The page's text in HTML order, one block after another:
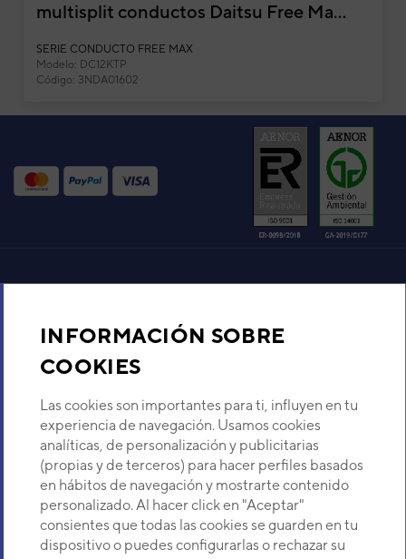
INFORMACIÓN SOBRE
COOKIES
Las cookies son importantes para ti, influyen en tu
experiencia de navegación. Usamos cookies
analíticas, de personalización y publicitarias
(propias y de terceros) para hacer perfiles basados
en hábitos de navegación y mostrarte contenido
personalizado. Al hacer click en "Aceptar"
consientes que todas las cookies se guarden en tu
dispositivo o puedes configurarlas o rechazar su
9KTP
Unidades interiores cassette
Potencia frigorífica
Caudal de aire
multisplit conductos Daitsu Free Ma...
SERIE CONDUCTO FREE MAX
Modelo: DC12KTP
Código: 3NDA01602
Recambios
Descubre Eurofred
Dónde Estamos
¿Buscas un servicio técnico?